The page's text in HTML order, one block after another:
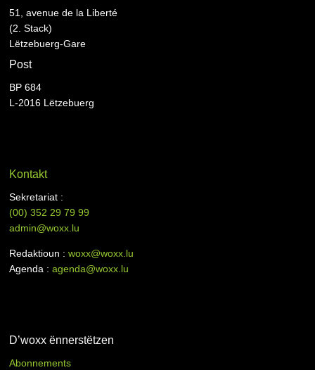
51, avenue de la Liberté
(2. Stack)
Lëtzebuerg-Gare
Post
BP 684
L-2016 Lëtzebuerg
Kontakt
Sekretariat :
(00)352 29 79 99
admin@woxx.lu
Redaktioun :woxx@woxx.lu
Agenda :agenda@woxx.lu
D’woxx ënnerstëtzen
Abonnements